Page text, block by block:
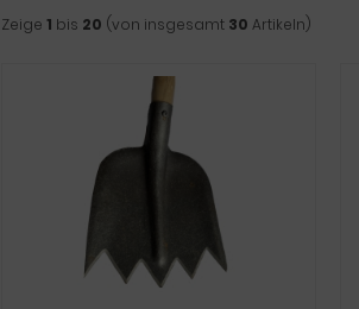
Zeige 1 bis 20 (von insgesamt 30 Artikeln)